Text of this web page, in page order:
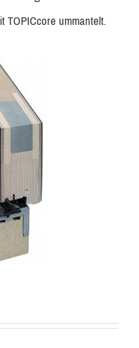
TOPICcore ummantelt.